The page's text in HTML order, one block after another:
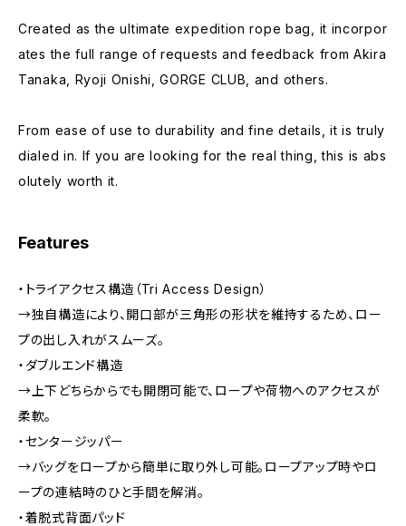
Created as the ultimate expedition rope bag, it incorpor
ates the full range of requests and feedback from Akira
Tanaka, Ryoji Onishi, GORGE CLUB, and others.
From ease of use to durability and fine details, it is truly
dialed in. If you are looking for the real thing, this is abs
olutely worth it.
Features
・トライアクセス構造（Tri Access Design）
→独自構造により、開口部が三角形の形状を維持するため、ロー
プの出し入れがスムーズ。
・ダブルエンド構造
→上下どちらからでも開閉可能で、ロープや荷物へのアクセスが
柔軟。
・センタージッパー
→バッグをロープから簡単に取り外し可能。ロープアップ時やロ
ープの連結時のひと手間を解消。
・着脱式背面パッド